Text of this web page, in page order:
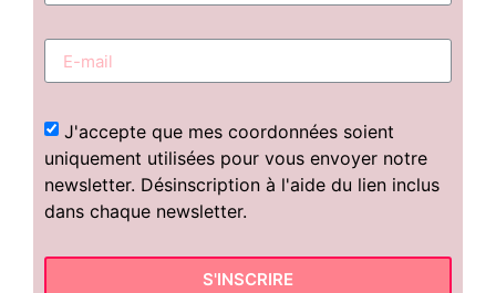
J'accepte que mes coordonnées soient
uniquement utilisées pour vous envoyer notre
newsletter. Désinscription à l'aide du lien inclus
dans chaque newsletter.
S'INSCRIRE